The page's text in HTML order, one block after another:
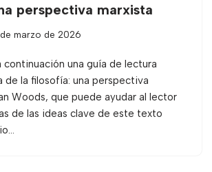
perspectiva marxista
marzo de 2026
continuación una guía de lectura
de la filosofía: una perspectiva
Woods, que puede ayudar al lector
de las ideas clave de este texto